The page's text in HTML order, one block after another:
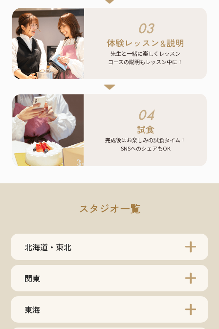
03
体験レッスン＆説明
先生と一緒に楽しくレッスン
コースの説明もレッスン中に！
04
試食
完成後はお楽しみの試食タイム！
SNSへのシェアもOK
スタジオ一覧
北海道・東北
関東
東海